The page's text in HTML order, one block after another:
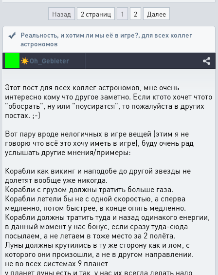
Назад 2 страниц 1 2 Далее
Реальность, и хотим ли мы её в игре?, для всех коллег
астрономов
☀️Oh_Gebieter
Этот пост для всех коллег астрономов, мне очень
интересно кому что другое заметно. Если ктото хочет чтото
"обосрать", ну или "поусиратся", то пожалуйста в других
постах. ;-)
Вот пару вроде нелогичных в игре вещей (этим я не
говорю что всё это хочу иметь в игре), буду очень рад
услышать другие мнения/примеры:
Корабли как викинг и наподобе до другой звезды не
долетят вообще уже никогда.
Корабли с грузом должны тратить больше газа.
Корабли летели бы не с одной скоростью, а сперва
медленно, потом быстрее, в конце опять медленно.
Корабли должны тратить туда и назад одинакого енергии,
в данный момент у нас бонус, если сразу туда-сюда
посылаем, а не летаем в тоже место за 2 полёта.
Луны должны крутились в ту же сторону как и лом, с
которого они произошли, а не в другом направлении.
не во всех системах 9 планет
у планет луны есть и так, у нас их всегда делать надо